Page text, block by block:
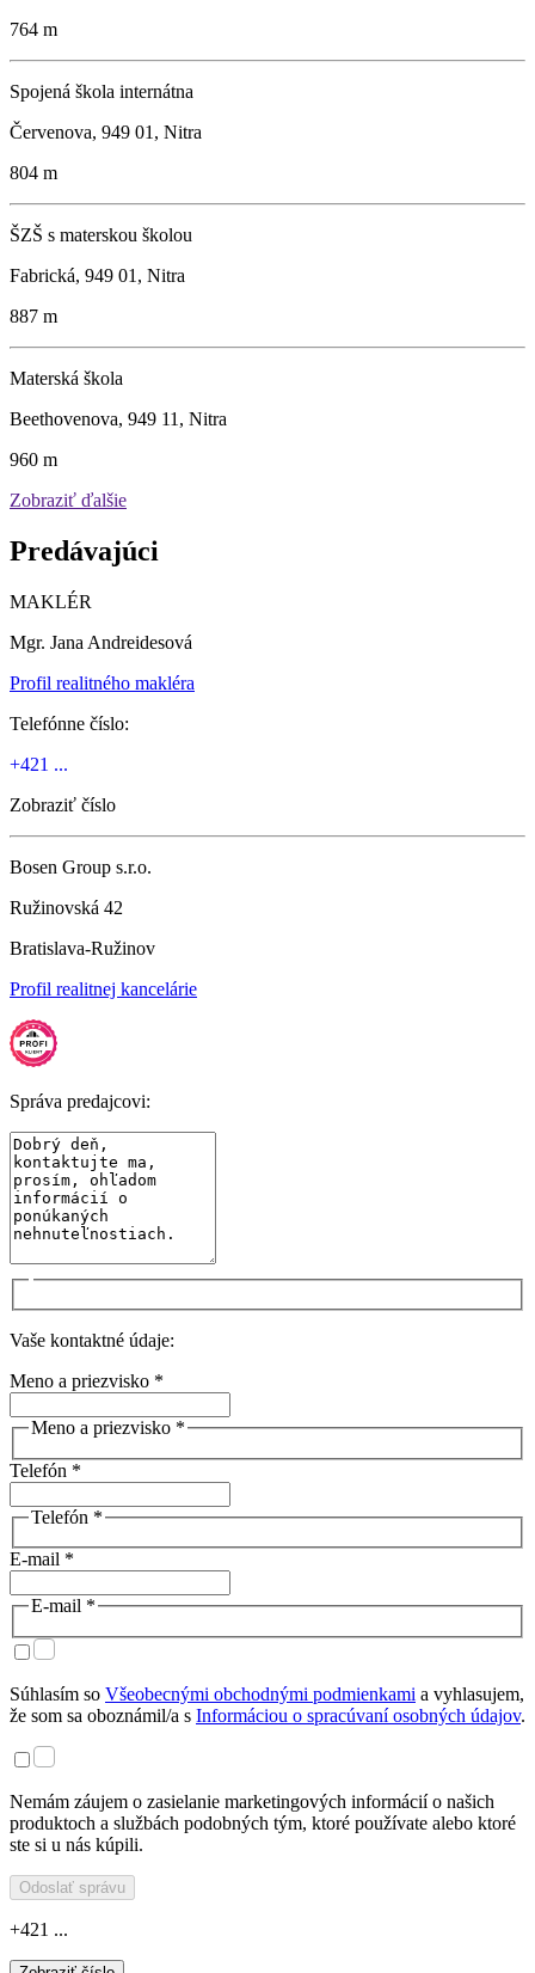
764 m
Spojená škola internátna
Červenova, 949 01, Nitra
804 m
ŠZŠ s materskou školou
Fabrická, 949 01, Nitra
887 m
Materská škola
Beethovenova, 949 11, Nitra
960 m
Zobraziť ďalšie
Predávajúci
MAKLÉR
Mgr. Jana Andreidesová
Profil realitného makléra
Telefónne číslo:
+421 ...
Zobraziť číslo
Bosen Group s.r.o.
Ružinovská 42
Bratislava-Ružinov
Profil realitnej kancelárie
Správa predajcovi:
Vaše kontaktné údaje:
Meno a priezvisko *
Meno a priezvisko *
Telefón *
Telefón *
E-mail *
E-mail *
Súhlasím so Všeobecnými obchodnými podmienkami a vyhlasujem,
že som sa oboznámil/a s Informáciou o spracúvaní osobných údajov.
Nemám záujem o zasielanie marketingových informácií o našich
produktoch a službách podobných tým, ktoré používate alebo ktoré
ste si u nás kúpili.
Odoslať správu
+421 ...